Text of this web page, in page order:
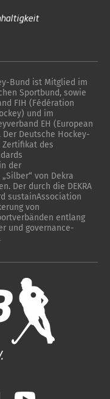
Bund ist Mitglied im
Sportbund, sowie
FIH (Fédération
und im
EH (European
Deutsche Hockey-
Zertifikat des
der
von Dekra
Der durch die DEKRA
sustainAssociation
von
entlang
und governance-